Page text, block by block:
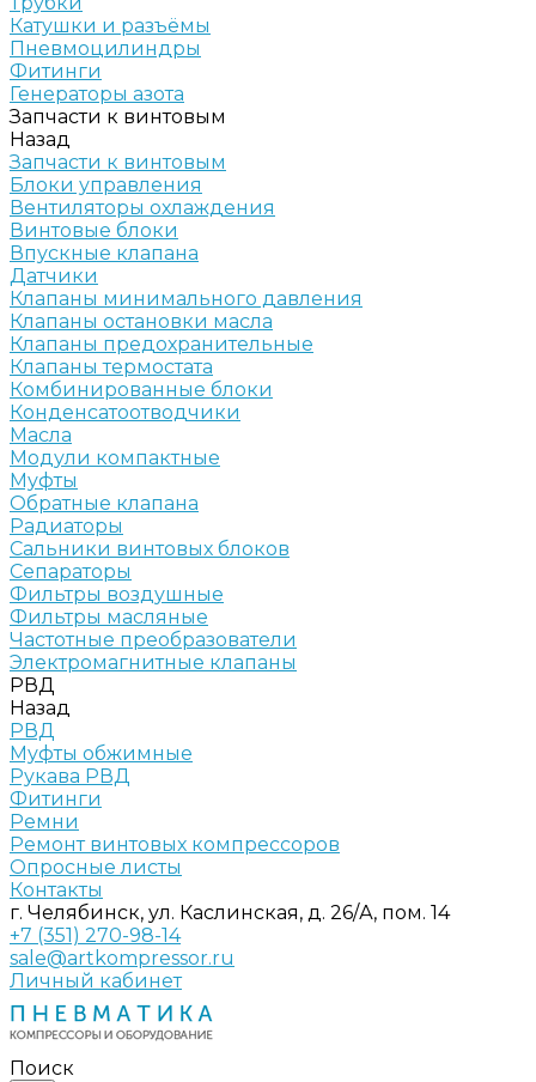
Катушки и разъёмы
Пневмоцилиндры
Фитинги
Генераторы азота
Запчасти к винтовым
Назад
Запчасти к винтовым
Блоки управления
Вентиляторы охлаждения
Винтовые блоки
Впускные клапана
Датчики
Клапаны минимального давления
Клапаны остановки масла
Клапаны предохранительные
Клапаны термостата
Комбинированные блоки
Конденсатоотводчики
Масла
Модули компактные
Муфты
Обратные клапана
Радиаторы
Сальники винтовых блоков
Сепараторы
Фильтры воздушные
Фильтры масляные
Частотные преобразователи
Электромагнитные клапаны
РВД
Назад
РВД
Муфты обжимные
Рукава РВД
Фитинги
Ремни
Ремонт винтовых компрессоров
Опросные листы
Контакты
г. Челябинск, ул. Каслинская, д. 26/А, пом. 14
+7 (351) 270-98-14
sale@artkompressor.ru
Личный кабинет
Поиск